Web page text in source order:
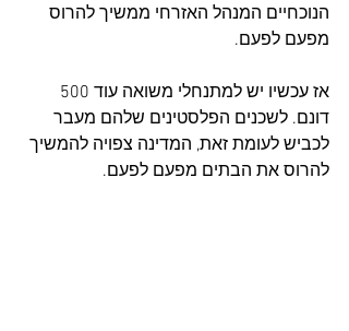
הנוכחיים המנהל האזרחי ממשיך להרוס
מפעם לפעם.
דונם. לשכנים הפלסטינים שלהם מעבר
לכביש לעומת זאת, המדינה צפויה להמשיך
להרוס את הבתים מפעם לפעם.